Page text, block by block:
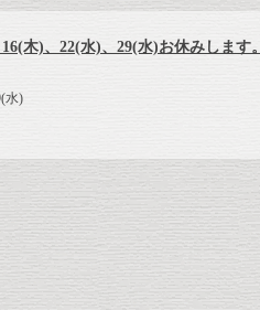
木)、22(水)、29(水)お休みします。
水)